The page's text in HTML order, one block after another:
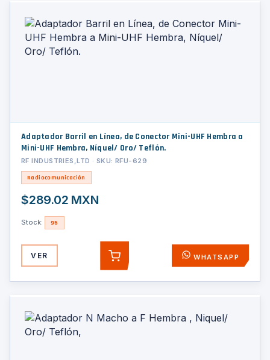
Adaptador Barril en Línea, de Conector Mini-UHF Hembra a
Mini-UHF Hembra, Níquel/ Oro/ Teflón.
RF INDUSTRIES,LTD · SKU: RFU-629
Radiocomunicación
$289.02 MXN
Stock: 95
VER AGREGAR WHATSAPP